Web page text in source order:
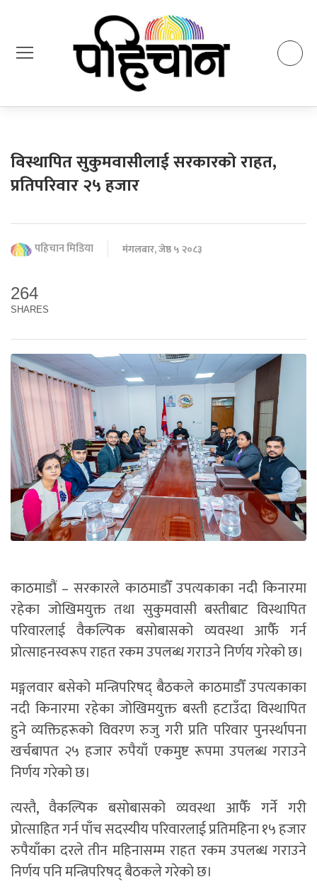
विस्थापित सुकुमवासीलाई सरकारको राहत,
प्रतिपरिवार २५ हजार
पहिचान मिडिया मंगलबार, जेष्ठ ५ २०८३
264
SHARES
काठमाडौं – सरकारले काठमाडौँ उपत्यकाका नदी किनारमा
रहेका जोखिमयुक्त तथा सुकुमवासी बस्तीबाट विस्थापित
परिवारलाई वैकल्पिक बसोबासको व्यवस्था आफैँ गर्न
प्रोत्साहनस्वरूप राहत रकम उपलब्ध गराउने निर्णय गरेको छ।
मङ्गलवार बसेको मन्त्रिपरिषद् बैठकले काठमाडौँ उपत्यकाका
नदी किनारमा रहेका जोखिमयुक्त बस्ती हटाउँदा विस्थापित
हुने व्यक्तिहरूको विवरण रुजु गरी प्रति परिवार पुनर्स्थापना
खर्चबापत २५ हजार रुपैयाँ एकमुष्ट रूपमा उपलब्ध गराउने
निर्णय गरेको छ।
त्यस्तै, वैकल्पिक बसोबासको व्यवस्था आफैँ गर्ने गरी
प्रोत्साहित गर्न पाँच सदस्यीय परिवारलाई प्रतिमहिना १५ हजार
रुपैयाँका दरले तीन महिनासम्म राहत रकम उपलब्ध गराउने
निर्णय पनि मन्त्रिपरिषद् बैठकले गरेको छ।